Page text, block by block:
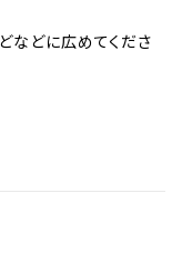
などに広めてくださ